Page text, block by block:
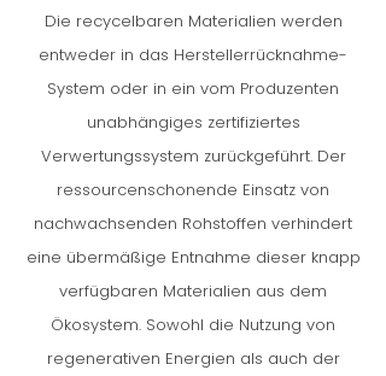
Die recycelbaren Materialien werden
entweder in das Herstellerrücknahme-
System oder in ein vom Produzenten
unabhängiges zertifiziertes
Verwertungssystem zurückgeführt. Der
ressourcenschonende Einsatz von
nachwachsenden Rohstoffen verhindert
eine übermäßige Entnahme dieser knapp
verfügbaren Materialien aus dem
Ökosystem. Sowohl die Nutzung von
regenerativen Energien als auch der